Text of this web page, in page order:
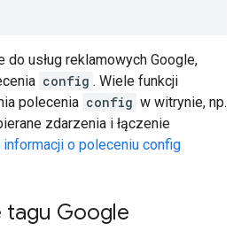
do usług reklamowych Google,
config . Wiele funkcji
polecenia config w witrynie, np.
zdarzenia i łączenie
informacji o poleceniu config
tagu Google